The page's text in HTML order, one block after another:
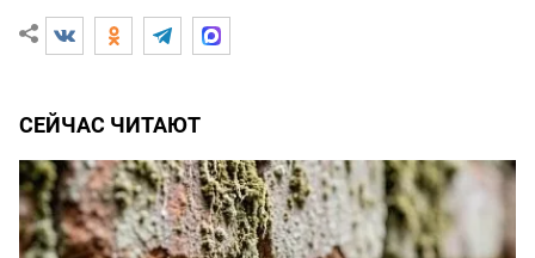
СЕЙЧАС ЧИТАЮТ